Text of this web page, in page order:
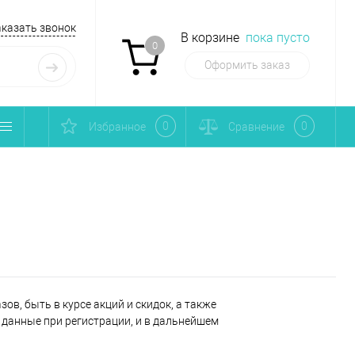
звонок
0
В корзине пока пусто
Оформить заказ
Избранное 0 Сравнение 0
быть в курсе акций и скидок, а также
при регистрации, и в дальнейшем